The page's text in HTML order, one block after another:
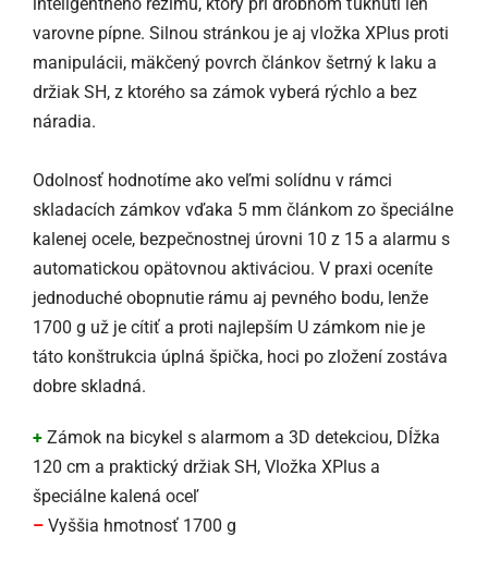
varovne pípne. Silnou stránkou je aj vložka XPlus proti
manipulácii, mäkčený povrch článkov šetrný k laku a
držiak SH, z ktorého sa zámok vyberá rýchlo a bez
náradia.
Odolnosť hodnotíme ako veľmi solídnu v rámci
skladacích zámkov vďaka 5 mm článkom zo špeciálne
kalenej ocele, bezpečnostnej úrovni 10 z 15 a alarmu s
automatickou opätovnou aktiváciou. V praxi oceníte
jednoduché obopnutie rámu aj pevného bodu, lenže
1700 g už je cítiť a proti najlepším U zámkom nie je
táto konštrukcia úplná špička, hoci po zložení zostáva
dobre skladná.
+ Zámok na bicykel s alarmom a 3D detekciou, Dĺžka
120 cm a praktický držiak SH, Vložka XPlus a
špeciálne kalená oceľ
– Vyššia hmotnosť 1700 g